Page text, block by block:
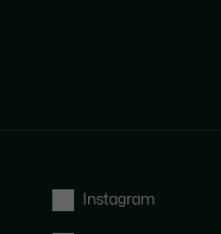
Instagram